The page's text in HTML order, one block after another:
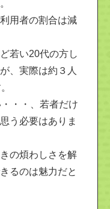
用者の割合は減
若い20代の方し
、実際は約３人
・・、若者だけ
う必要はありま
の煩わしさを解
るのは魅力だと